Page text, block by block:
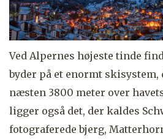
Ved Alpernes højeste tinde
byder på et enormt skisystem,
næsten 3800 meter over
ligger også det, der kaldes
fotograferede bjerg,